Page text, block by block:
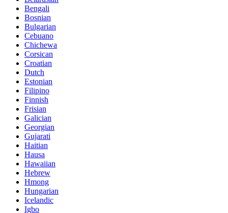
Bengali
Bosnian
Bulgarian
Cebuano
Chichewa
Corsican
Croatian
Dutch
Estonian
Filipino
Finnish
Frisian
Galician
Georgian
Gujarati
Haitian
Hausa
Hawaiian
Hebrew
Hmong
Hungarian
Icelandic
Igbo